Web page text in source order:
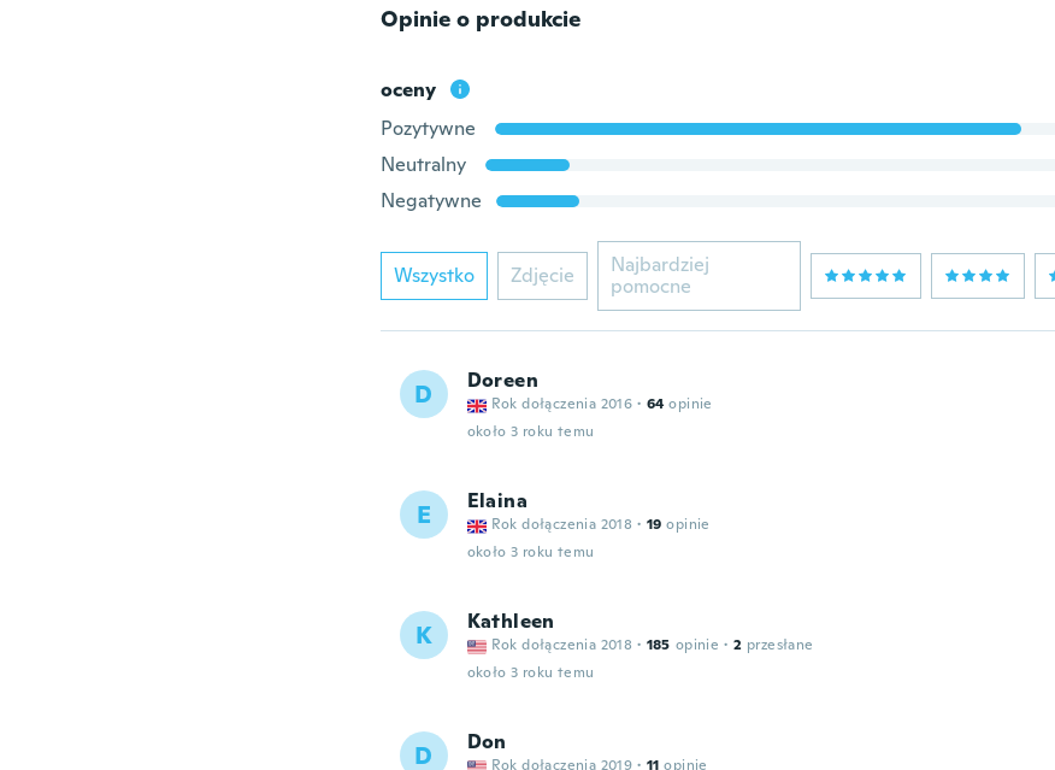
Opinie o produkcie
oceny
Pozytywne
Neutralny
Negatywne
Wszystko Zdjęcie
Najbardziej
pomocne
D Doreen
Rok dołączenia 2016 · 64 opinie
około 3 roku temu
E Elaina
Rok dołączenia 2018 · 19 opinie
około 3 roku temu
K Kathleen
Rok dołączenia 2018 · 185 opinie · 2 przesłane
około 3 roku temu
D Don
Rok dołączenia 2019 · 11 opinie